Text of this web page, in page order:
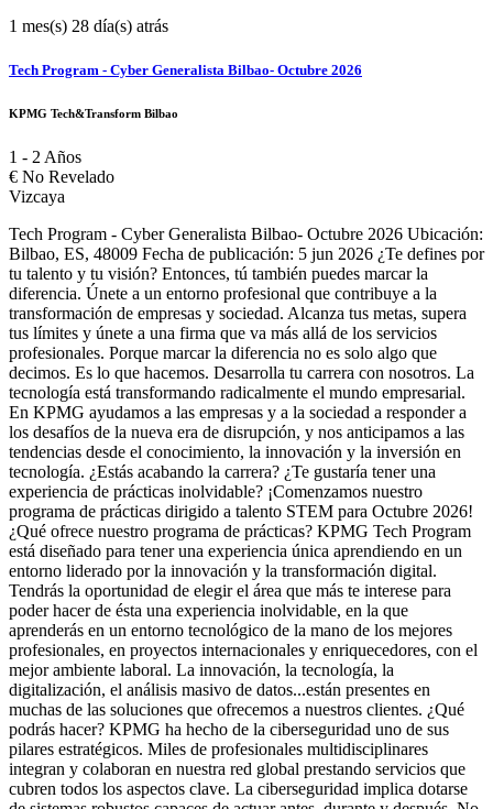
1 mes(s) 28 día(s) atrás
Tech Program - Cyber Generalista Bilbao- Octubre 2026
KPMG Tech&Transform Bilbao
1 - 2 Años
€ No Revelado
Vizcaya
Tech Program - Cyber Generalista Bilbao- Octubre 2026 Ubicación:
Bilbao, ES, 48009 Fecha de publicación: 5 jun 2026 ¿Te defines por
tu talento y tu visión? Entonces, tú también puedes marcar la
diferencia. Únete a un entorno profesional que contribuye a la
transformación de empresas y sociedad. Alcanza tus metas, supera
tus límites y únete a una firma que va más allá de los servicios
profesionales. Porque marcar la diferencia no es solo algo que
decimos. Es lo que hacemos. Desarrolla tu carrera con nosotros. La
tecnología está transformando radicalmente el mundo empresarial.
En KPMG ayudamos a las empresas y a la sociedad a responder a
los desafíos de la nueva era de disrupción, y nos anticipamos a las
tendencias desde el conocimiento, la innovación y la inversión en
tecnología. ¿Estás acabando la carrera? ¿Te gustaría tener una
experiencia de prácticas inolvidable? ¡Comenzamos nuestro
programa de prácticas dirigido a talento STEM para Octubre 2026!
¿Qué ofrece nuestro programa de prácticas? KPMG Tech Program
está diseñado para tener una experiencia única aprendiendo en un
entorno liderado por la innovación y la transformación digital.
Tendrás la oportunidad de elegir el área que más te interese para
poder hacer de ésta una experiencia inolvidable, en la que
aprenderás en un entorno tecnológico de la mano de los mejores
profesionales, en proyectos internacionales y enriquecedores, con el
mejor ambiente laboral. La innovación, la tecnología, la
digitalización, el análisis masivo de datos...están presentes en
muchas de las soluciones que ofrecemos a nuestros clientes. ¿Qué
podrás hacer? KPMG ha hecho de la ciberseguridad uno de sus
pilares estratégicos. Miles de profesionales multidisciplinares
integran y colaboran en nuestra red global prestando servicios que
cubren todos los aspectos clave. La ciberseguridad implica dotarse